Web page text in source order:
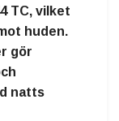
TC, vilket
huden.
gör
natts